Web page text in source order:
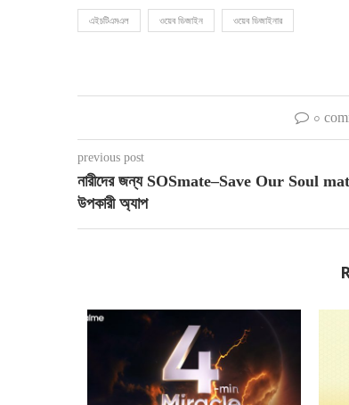
এইচটিএমএল ওয়েব ডিজাইন ওয়েব ডিজাইনার
০
previous post
নারীদের জন্য SOSmate–Save Our Soul
উপকারী অ্যাপ